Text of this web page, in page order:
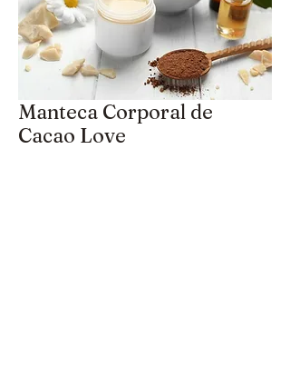
Manteca Corporal de
Cacao Love